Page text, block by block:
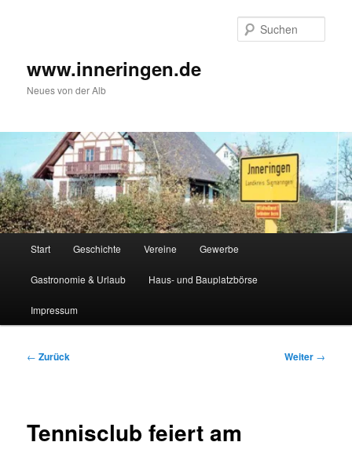
www.inneringen.de
Neues von der Alb
Start Geschichte Vereine Gewerbe
Gastronomie & Urlaub Haus- und Bauplatzbörse
Impressum
Beitragsnavigation
← Zurück Weiter →
Tennisclub feiert am